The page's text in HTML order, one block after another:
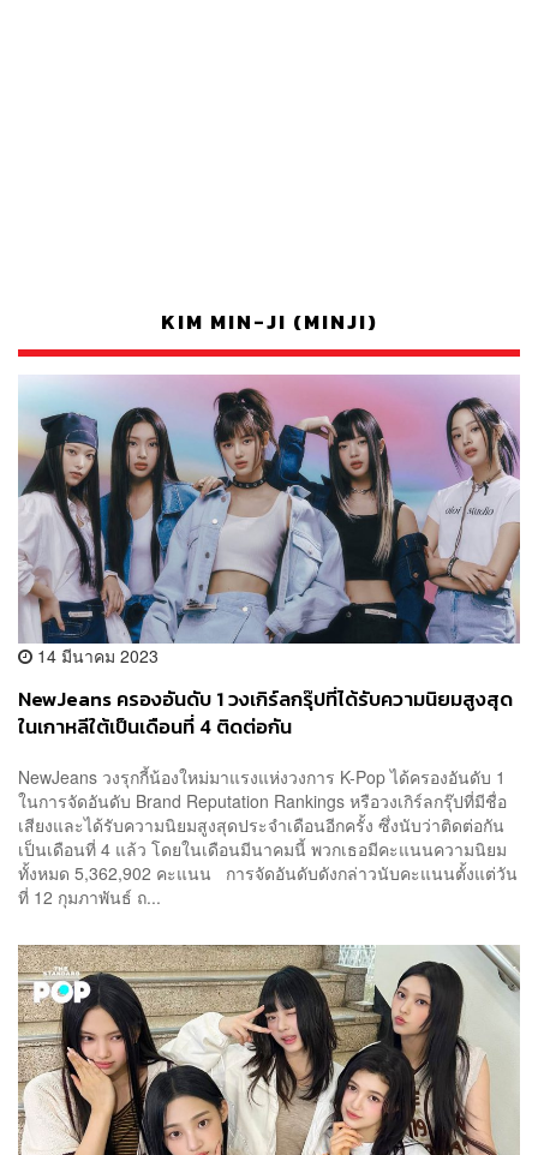
KIM MIN-JI (MINJI)
14 มีนาคม 2023
NewJeans ครองอันดับ 1 วงเกิร์ลกรุ๊ปที่ได้รับความนิยมสูงสุด
ในเกาหลีใต้เป็นเดือนที่ 4 ติดต่อกัน
NewJeans วงรุกกี้น้องใหม่มาแรงแห่งวงการ K-Pop ได้ครองอันดับ 1
ในการจัดอันดับ Brand Reputation Rankings หรือวงเกิร์ลกรุ๊ปที่มีชื่อ
เสียงและได้รับความนิยมสูงสุดประจำเดือนอีกครั้ง ซึ่งนับว่าติดต่อกัน
เป็นเดือนที่ 4 แล้ว โดยในเดือนมีนาคมนี้ พวกเธอมีคะแนนความนิยม
ทั้งหมด 5,362,902 คะแนน การจัดอันดับดังกล่าวนับคะแนนตั้งแต่วัน
ที่ 12 กุมภาพันธ์ ถ...